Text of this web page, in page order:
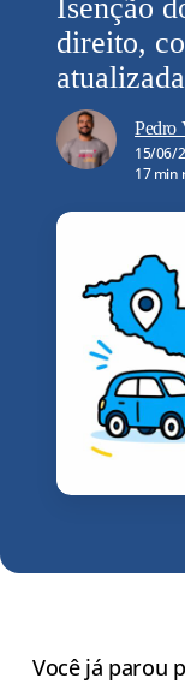
Isenção
direito,
Pedro
15/06/
17 min
Você já parou